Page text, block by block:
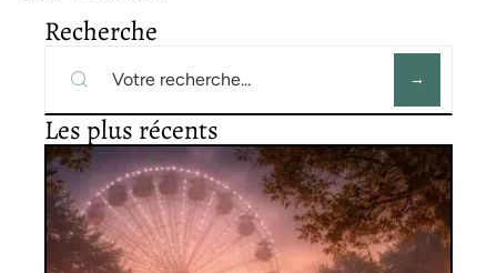
Recherche
Les plus récents